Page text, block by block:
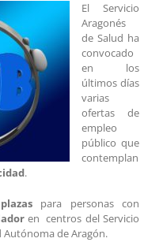
El Servicio
Aragonés
de Salud ha
convocado
en los
últimos días
varias
ofertas de
empleo
público que
contemplan
.
para personas con
en centros del Servicio
Autónoma de Aragón.